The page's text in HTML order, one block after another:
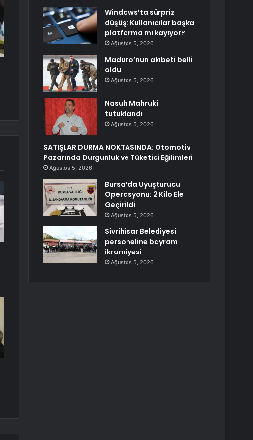
Windows’ta sürpriz
düşüş: Kullanıcılar başka
platforma mı kayıyor?
Ağustos 5, 2026
Maduro’nun akıbeti belli
oldu
Ağustos 5, 2026
Nasuh Mahruki
tutuklandı
Ağustos 5, 2026
SATIŞLAR DURMA NOKTASINDA: Otomotiv
Pazarında Durgunluk ve Tüketici Eğilimleri
Ağustos 5, 2026
Bursa’da Uyuşturucu
Operasyonu: 2 Kilo Ele
Geçirildi
Ağustos 5, 2026
Sivrihisar Belediyesi
personeline bayram
ikramiyesi
Ağustos 5, 2026